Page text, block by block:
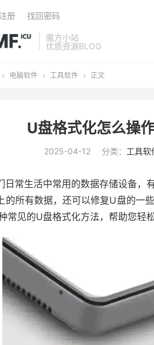
魔方小站
优质资源BLOG
册 找回密码
 电脑软件  工具软件  正文
U盘格式化怎么操
2025-04-12 分类： 工具软
日常生活中常用的数据存储设备，
的所有数据，还可以修复U盘的一
常见的U盘格式化方法，帮助您轻